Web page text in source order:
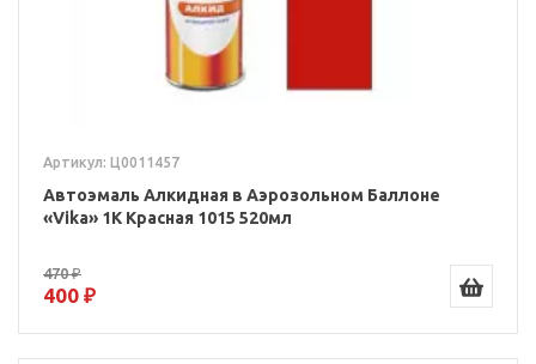
Артикул: Ц0011457
Автоэмаль Алкидная в Аэрозольном Баллоне
«Vika» 1K Красная 1015 520мл
470 ₽
400 ₽